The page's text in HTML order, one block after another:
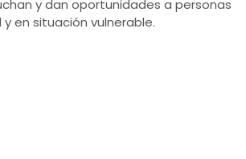
y dan oportunidades a personas
en situación vulnerable.